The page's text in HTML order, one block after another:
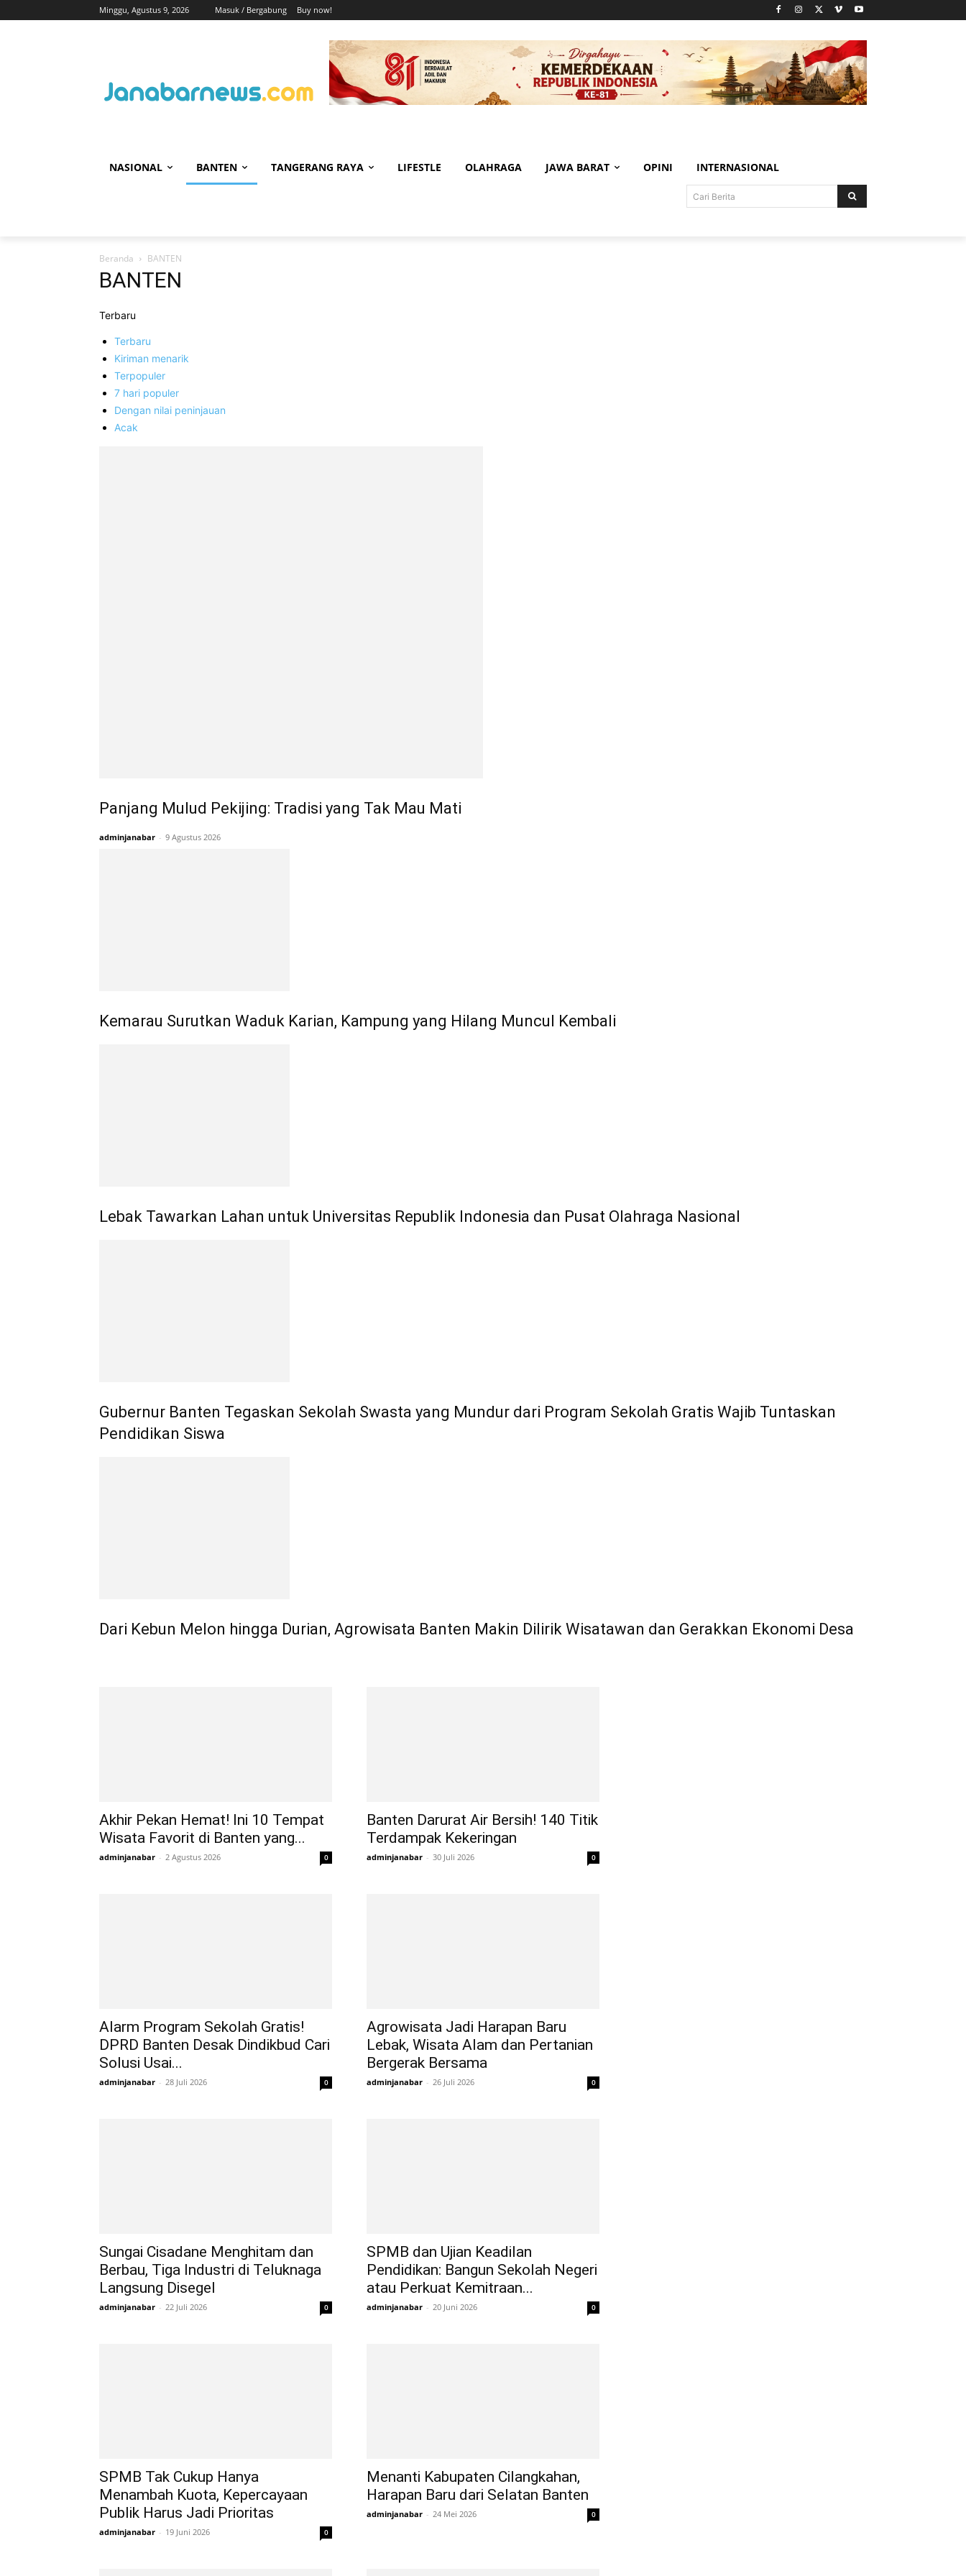
Minggu, Agustus 9, 2026 Masuk / Bergabung Buy now!
NASIONAL BANTEN TANGERANG RAYA LIFESTLE OLAHRAGA JAWA BARAT OPINI INTERNASIONAL
Cari Berita
Beranda BANTEN
BANTEN
Terbaru
Terbaru
Kiriman menarik
Terpopuler
7 hari populer
Dengan nilai peninjauan
Acak
Panjang Mulud Pekijing: Tradisi yang Tak Mau Mati
adminjanabar - 9 Agustus 2026
Kemarau Surutkan Waduk Karian, Kampung yang Hilang Muncul Kembali
Lebak Tawarkan Lahan untuk Universitas Republik Indonesia dan Pusat Olahraga Nasional
Gubernur Banten Tegaskan Sekolah Swasta yang Mundur dari Program Sekolah Gratis Wajib Tuntaskan
Pendidikan Siswa
Dari Kebun Melon hingga Durian, Agrowisata Banten Makin Dilirik Wisatawan dan Gerakkan Ekonomi Desa
Akhir Pekan Hemat! Ini 10 Tempat
Wisata Favorit di Banten yang...
adminjanabar - 2 Agustus 2026 0
Banten Darurat Air Bersih! 140 Titik
Terdampak Kekeringan
adminjanabar - 30 Juli 2026 0
Alarm Program Sekolah Gratis!
DPRD Banten Desak Dindikbud Cari
Solusi Usai...
adminjanabar - 28 Juli 2026 0
Agrowisata Jadi Harapan Baru
Lebak, Wisata Alam dan Pertanian
Bergerak Bersama
adminjanabar - 26 Juli 2026 0
Sungai Cisadane Menghitam dan
Berbau, Tiga Industri di Teluknaga
Langsung Disegel
adminjanabar - 22 Juli 2026 0
SPMB dan Ujian Keadilan
Pendidikan: Bangun Sekolah Negeri
atau Perkuat Kemitraan...
adminjanabar - 20 Juni 2026 0
SPMB Tak Cukup Hanya
Menambah Kuota, Kepercayaan
Publik Harus Jadi Prioritas
adminjanabar - 19 Juni 2026 0
Menanti Kabupaten Cilangkahan,
Harapan Baru dari Selatan Banten
adminjanabar - 24 Mei 2026 0